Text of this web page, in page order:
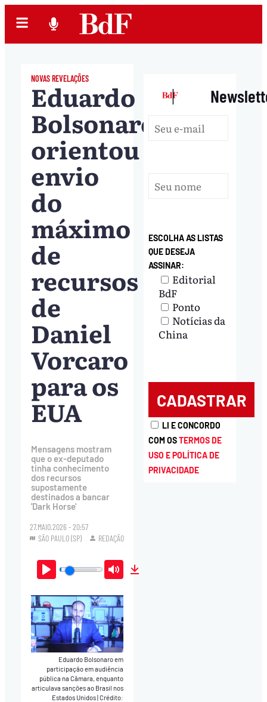
NOVAS REVELAÇÕES
Eduardo
Bolsonaro
orientou
envio
do
máximo
de
recursos
de
Daniel
Vorcaro
para os
EUA
Mensagens mostram
que o ex-deputado
tinha conhecimento
dos recursos
supostamente
destinados a bancar
'Dark Horse'
27.MAIO.2026 - 20:57
SÃO PAULO (SP)
REDAÇÃO
Play Mute
Eduardo Bolsonaro em
participação em audiência
pública na Câmara, enquanto
articulava sanções ao Brasil nos
Estados Unidos|Crédito:
|
ESCOLHA AS LISTAS
QUE DESEJA
ASSINAR:
Editorial
BdF
Ponto
Notícias da
China
LI E CONCORDO
COM OSTERMOS DE
USO E POLÍTICA DE
PRIVACIDADE